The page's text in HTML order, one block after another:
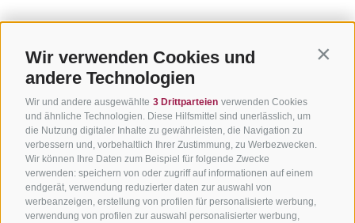
Wir verwenden Cookies und
andere Technologien
Wir und andere ausgewählte 3 Drittparteien verwenden Cookies
und ähnliche Technologien. Diese Hilfsmittel sind unerlässlich, um
die Nutzung digitaler Inhalte zu gewährleisten, die Navigation zu
verbessern und, vorbehaltlich Ihrer Zustimmung, zu Werbezwecken.
Wir können Ihre Daten zum Beispiel für folgende Zwecke
verwenden: speichern von oder zugriff auf informationen auf einem
endgerät, verwendung reduzierter daten zur auswahl von
werbeanzeigen, erstellung von profilen für personalisierte werbung,
verwendung von profilen zur auswahl personalisierter werbung,